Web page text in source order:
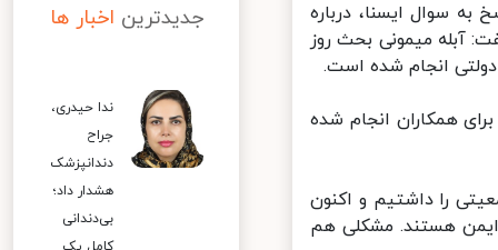
سوال ایسنا، درباره
میمونی بحث روز
انجام شده است.
همکاران انجام شده
را داشتیم و اکنون
آبله میمونی ایمن هستند. مشکلی هم
جدیدترین اخبار ها
ندا حیدری،
جراح
دندانپزشک
هشدار داد؛
بی‌دندانی